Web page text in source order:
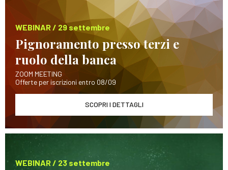
WEBINAR / 29 settembre
Pignoramento presso terzi e
ruolo della banca
ZOOM MEETING
Offerte per iscrizioni entro 08/09
SCOPRI I DETTAGLI
WEBINAR / 23 settembre